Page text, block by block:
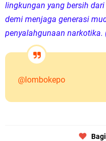
lingkungan yang bersih
demi menjaga generasi
penyalahgunaan narkotika.
@lombokepo